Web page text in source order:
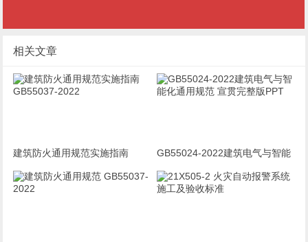
相关文章
建筑防火通用规范实施指南
GB55037-2022
GB55024-2022建筑电气与智能
化通用规范 宣贯完整版PPT